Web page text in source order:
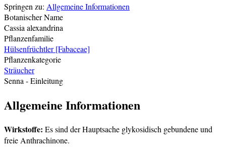
Springen zu: Allgemeine Informationen
Botanischer Name
Cassia alexandrina
Pflanzenfamilie
Hülsenfrüchtler [Fabaceae]
Pflanzenkategorie
Sträucher
Senna - Einleitung
Allgemeine Informationen
Wirkstoffe: Es sind der Hauptsache glykosidisch gebundene und
freie Anthrachinone.